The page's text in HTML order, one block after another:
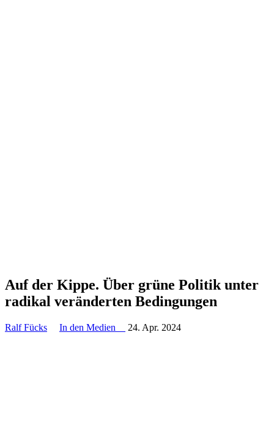
Auf der Kippe. Über grüne Politik unter
radikal verän­derten Bedingungen
Ralf Fücks In den Medien 24. Apr. 2024